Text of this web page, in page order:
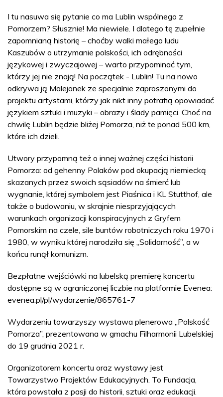
I tu nasuwa się pytanie co ma Lublin wspólnego z
Pomorzem? Słusznie! Ma niewiele. I dlatego tę zupełnie
zapomnianą historię – choćby walki małego ludu
Kaszubów o utrzymanie polskości, ich odrębności
językowej i zwyczajowej – warto przypominać tym,
którzy jej nie znają! Na początek - Lublin! Tu na nowo
odkrywa ją Malejonek ze specjalnie zaproszonymi do
projektu artystami, którzy jak nikt inny potrafią opowiadać
językiem sztuki i muzyki – obrazy i ślady pamięci. Choć na
chwilę Lublin będzie bliżej Pomorza, niż te ponad 500 km,
które ich dzieli.
Utwory przypomną też o innej ważnej części historii
Pomorza: od gehenny Polaków pod okupacją niemiecką
skazanych przez swoich sąsiadów na śmierć lub
wygnanie, której symbolem jest Piaśnica i KL Stutthof, ale
także o budowaniu, w skrajnie niesprzyjających
warunkach organizacji konspiracyjnych z Gryfem
Pomorskim na czele, sile buntów robotniczych roku 1970 i
1980, w wyniku której narodziła się „Solidarność”, a w
końcu runął komunizm.
Bezpłatne wejściówki na lubelską premierę koncertu
dostępne są w ograniczonej liczbie na platformie Evenea:
evenea.pl/pl/wydarzenie/865761-7
Wydarzeniu towarzyszy wystawa plenerowa „Polskość
Pomorza”, prezentowana w gmachu Filharmonii Lubelskiej
do 19 grudnia 2021 r.
Organizatorem koncertu oraz wystawy jest
Towarzystwo Projektów Edukacyjnych. To Fundacja,
która powstała z pasji do historii, sztuki oraz edukacji.